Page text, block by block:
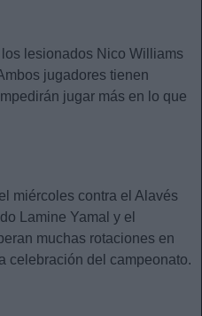
lesionados Nico Williams
jugadores tienen
jugar más en lo que
miércoles contra el Alavés
Lamine Yamal y el
muchas rotaciones en
celebración del campeonato.